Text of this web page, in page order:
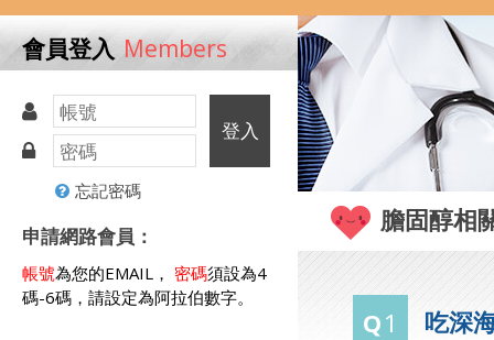
會員登入 Members
登入
忘記密碼
申請網路會員：
帳號為您的EMAIL， 密碼須設為4
碼-6碼，請設定為阿拉伯數字。
膽固醇相
Q1
吃深